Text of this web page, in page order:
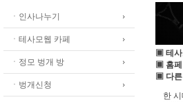
ㆍ인사나누기
ㆍ테사모웹 카페
ㆍ정모 벙개 방
ㆍ벙개신청
▣ 테사
▣ 홈페
▣ 다른
한